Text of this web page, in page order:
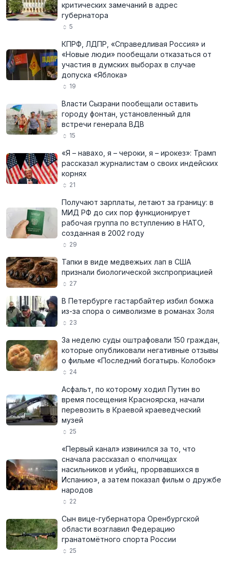
критических замечаний в адрес
губернатора
5
КПРФ, ЛДПР, «Справедливая Россия» и
«Новые люди» пообещали отказаться от
участия в думских выборах в случае
допуска «Яблока»
19
Власти Сызрани пообещали оставить
городу фонтан, установленный для
встречи генерала ВДВ
15
«Я – навахо, я – чероки, я – ирокез»: Трамп
рассказал журналистам о своих индейских
корнях
21
Получают зарплаты, летают за границу: в
МИД РФ до сих пор функционирует
рабочая группа по вступлению в НАТО,
созданная в 2002 году
29
Тапки в виде медвежьих лап в США
признали биологической экспроприацией
27
В Петербурге гастарбайтер избил бомжа
из-за спора о символизме в романах Золя
23
За неделю суды оштрафовали 150 граждан,
которые опубликовали негативные отзывы
о фильме «Последний богатырь. Колобок»
24
Асфальт, по которому ходил Путин во
время посещения Красноярска, начали
перевозить в Краевой краеведческий
музей
25
«Первый канал» извинился за то, что
сначала рассказал о «полчищах
насильников и убийц, прорвавшихся в
Испанию», а затем показал фильм о дружбе
народов
22
Сын вице-губернатора Оренбургской
области возглавил Федерацию
гранатомётного спорта России
25